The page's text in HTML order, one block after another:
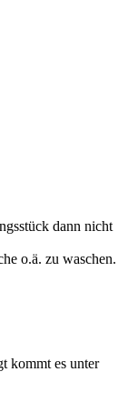
dann nicht
o.ä. zu waschen.
kommt es unter